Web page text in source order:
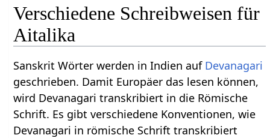
Verschiedene Schreibweisen für
Aitalika
Sanskrit Wörter werden in Indien auf Devanagari
geschrieben. Damit Europäer das lesen können,
wird Devanagari transkribiert in die Römische
Schrift. Es gibt verschiedene Konventionen, wie
Devanagari in römische Schrift transkribiert